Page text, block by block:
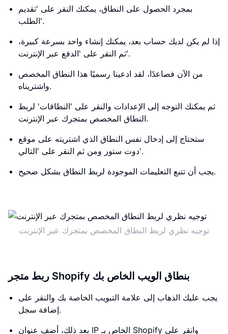
بمجرد الحصول على النطاق، يمكنك النقر على 'تقديم
الطلب'.
إذا لم يكن لديك حساب بعد، يمكنك إنشاء واحد بسرعة كبيرة،
ثم النقر على 'الدفع عبر الإنترنت'.
من الآن فصاعدًا، لقد ادعينا رسميًا هذا النطاق المخصص
واشتريناه.
ثم يمكنك التوجه إلى الإعدادات والنقر على 'النطاقات' لربط
النطاق المخصص بمتجرك عبر الإنترنت.
ستحتاج إلى إدخال نفس النطاق الذي اشتريته على موقع
دوت ستور ومن ثم النقر على 'التالي'.
يجب أن تتبع التعليمات الموجودة لربط النطاق بشكل صحيح.
توجيه نظري لربط النطاق المخصص بمتجرك عبر الإنترنت
ربط متجر Shopify بنطاق الويب الخاص بك
يجب عليك الذهاب إلى علامة التبويب الخاصة بك والنقر على
إضافة سجل.
بعد ذلك، أضف عنوان IP الخاص بـ Shopify وانقر على